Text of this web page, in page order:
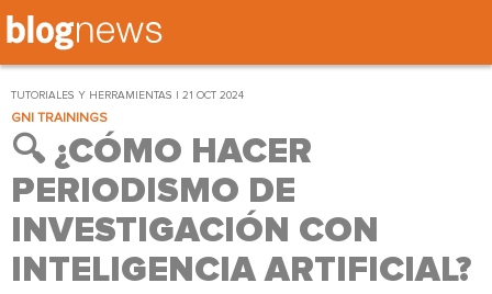
TUTORIALES Y HERRAMIENTAS | 21 OCT 2024
GNI TRAININGS
🔍 ¿CÓMO HACER
PERIODISMO DE
INVESTIGACIÓN CON
INTELIGENCIA ARTIFICIAL?